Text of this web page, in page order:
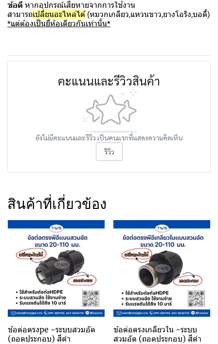
ข้อดี หากอุปกรณ์เสียหายจากการใช้งาน
สามารถเปลี่ยนอะไหล่ได้(หมวกเกลียว,แหวนขาว,ยางโอริง,บอดี้)
*แต่ต้องเป็นยี่ห้อเดียวกันเท่านั้น*
คะแนนและรีวิวสินค้า
ยังไม่มีคะแนนและรีวิว เป็นคนแรกที่แสดงความคิดเห็น
รีวิว
สินค้าที่เกี่ยวข้อง
ข้อต่อตรงpe -ระบบสวมอัด
(ถอดประกอบ) สีดำ
ข้อต่อตรงเกลียวใน -ระบบ
สวมอัด (ถอดประกอบ) สีดำ